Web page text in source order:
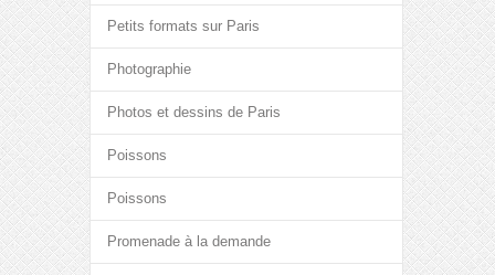
Petits formats sur Paris
Photographie
Photos et dessins de Paris
Poissons
Poissons
Promenade à la demande